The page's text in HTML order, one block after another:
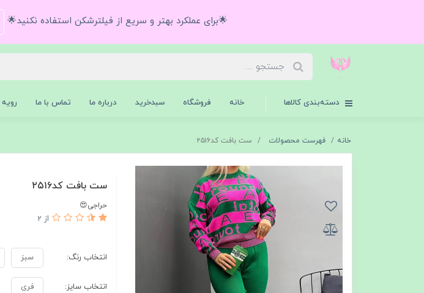
🌟برای عملکرد بهتر و سریع از فیلترشکن استفاده نکنید🌟
دسته‌بندی کالاها خانه فروشگاه سبدخرید درباره ما تماس با ما
خانه فهرست محصولات ست بافت کد۲۵۱۶
ست بافت کد۲۵۱۶
حراجی😍
از 2
انتخاب رنگ: سبز
انتخاب سایز: فری